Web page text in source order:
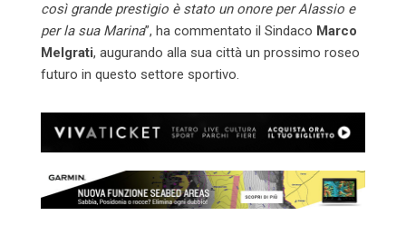
così grande prestigio è stato un onore per Alassio e
per la sua Marina”, ha commentato il Sindaco Marco
Melgrati, augurando alla sua città un prossimo roseo
futuro in questo settore sportivo.